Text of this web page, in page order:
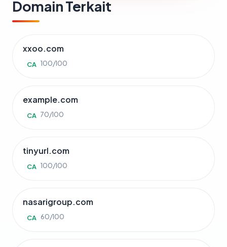
Domain Terkait
xxoo.com
CA 100/100
example.com
CA 70/100
tinyurl.com
CA 100/100
nasarigroup.com
CA 60/100